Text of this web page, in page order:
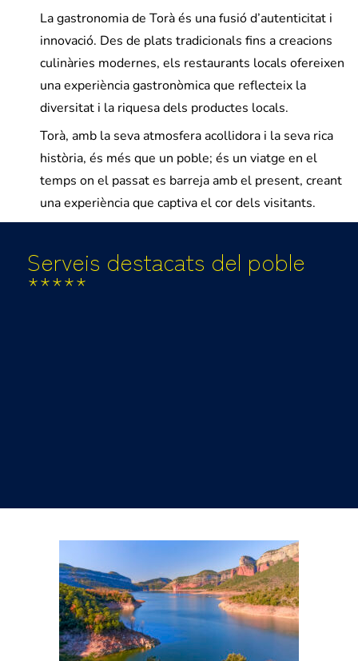
La gastronomia de Torà és una fusió d’autenticitat i
innovació. Des de plats tradicionals fins a creacions
culinàries modernes, els restaurants locals ofereixen
una experiència gastronòmica que reflecteix la
diversitat i la riquesa dels productes locals.
Torà, amb la seva atmosfera acollidora i la seva rica
història, és més que un poble; és un viatge en el
temps on el passat es barreja amb el present, creant
una experiència que captiva el cor dels visitants.
Serveis destacats del poble
*****